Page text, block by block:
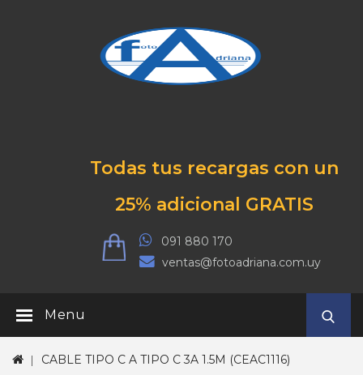
Todas tus recargas con un
25% adicional GRATIS
091 880 170
ventas@fotoadriana.com.uy
Menu
CABLE TIPO C A TIPO C 3A 1.5M (CEAC1116)